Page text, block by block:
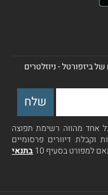
ביזפורטל - ניוזלטרים
אחד מהווה רשימת תפוצה
וקבלת דיוורים פרסומיים
למפורט בסעיף 10
בתנאי